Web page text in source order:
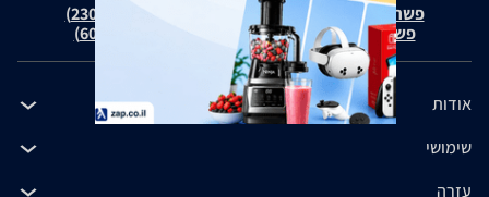
פשרה בת"צ אבנצ'יק נ' זאפ גרופ (ת"צ 23008-08-20)
פשרה בת"צ כהנים נ' זאפ גרופ (ת"צ 60371-12-19)
אודות
שימושי
עזרה